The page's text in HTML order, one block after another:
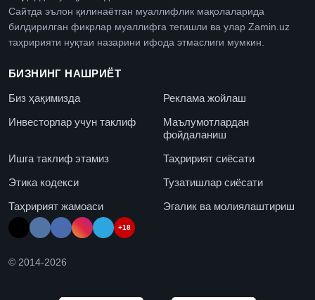
Сайтда эълон қилинаётган муаллифлик мақолаларида
билдирилган фикрлар муаллифга тегишли ва улар Zamin.uz
таҳририяти нуқтаи назарини ифода этмаслиги мумкин.
БИЗНИНГ НАШРИЁТ
Биз ҳақимизда
Реклама жойлаш
Инвесторлар учун таклиф
Маълумотлардан
фойдаланиш
Ишга таклиф этамиз
Таҳририят сиёсати
Этика кодекси
Тузатишлар сиёсати
Таҳририят жамоаси
Эгалик ва молиялаштириш
+18
© 2014-2026